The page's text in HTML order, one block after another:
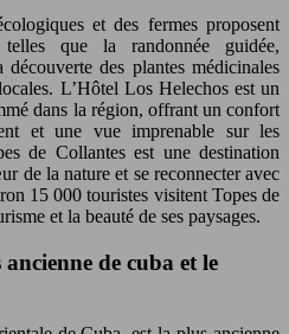
et des fermes proposent
que la randonnée guidée,
des plantes médicinales
L’Hôtel Los Helechos est un
dans la région, offrant un confort
et une vue imprenable sur les
de Collantes est une destination
de la nature et se reconnecter avec
15 000 touristes visitent Topes de
et la beauté de ses paysages.
de cuba et le